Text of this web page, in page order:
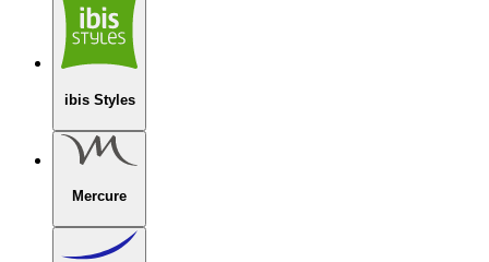
ibis Styles
Mercure